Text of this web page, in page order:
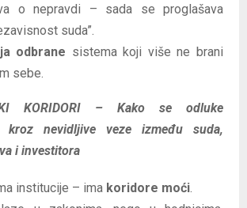
o nepravdi – sada se proglašava
suda”.
odbrane sistema koji više ne brani
sebe.
KORIDORI – Kako se odluke
kroz nevidljive veze između suda,
i investitora
institucije – ima koridore moći